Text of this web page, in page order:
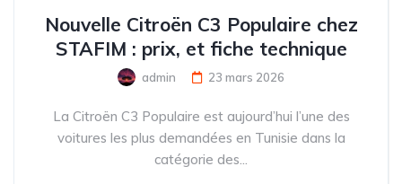
Nouvelle Citroën C3 Populaire chez
STAFIM : prix, et fiche technique
admin 23 mars 2026
La Citroën C3 Populaire est aujourd’hui l’une des
voitures les plus demandées en Tunisie dans la
catégorie des...